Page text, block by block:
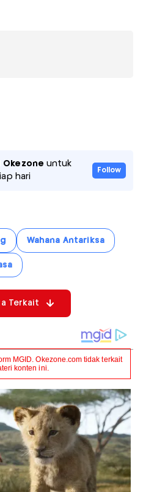
Okezone untuk
hari
Follow
Wahana Antariksa
Terkait